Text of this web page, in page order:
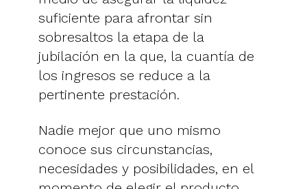
suficiente para afrontar sin
sobresaltos la etapa de la
jubilación en la que, la cuantía de
los ingresos se reduce a la
pertinente prestación.
Nadie mejor que uno mismo
conoce sus circunstancias,
necesidades y posibilidades, en el